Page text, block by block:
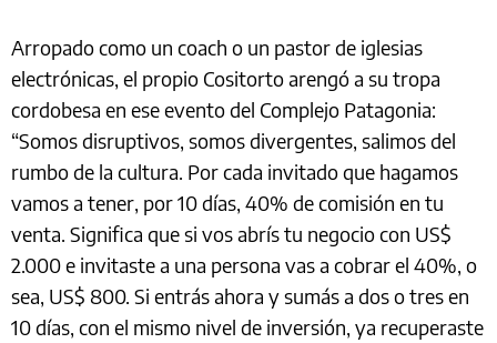
Arropado como un coach o un pastor de iglesias
electrónicas, el propio Cositorto arengó a su tropa
cordobesa en ese evento del Complejo Patagonia:
“Somos disruptivos, somos divergentes, salimos del
rumbo de la cultura. Por cada invitado que hagamos
vamos a tener, por 10 días, 40% de comisión en tu
venta. Significa que si vos abrís tu negocio con US$
2.000 e invitaste a una persona vas a cobrar el 40%, o
sea, US$ 800. Si entrás ahora y sumás a dos o tres en
10 días, con el mismo nivel de inversión, ya recuperaste